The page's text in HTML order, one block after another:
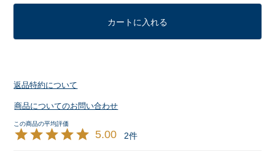
カートに入れる
返品特約について
商品についてのお問い合わせ
5.00 2